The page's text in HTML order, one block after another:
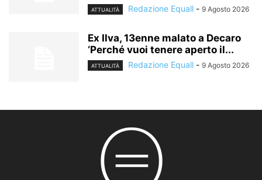
ATTUALITÀ Redazione Equall - 9 Agosto 2026
Ex Ilva, 13enne malato a Decaro
‘Perché vuoi tenere aperto il...
ATTUALITÀ Redazione Equall - 9 Agosto 2026